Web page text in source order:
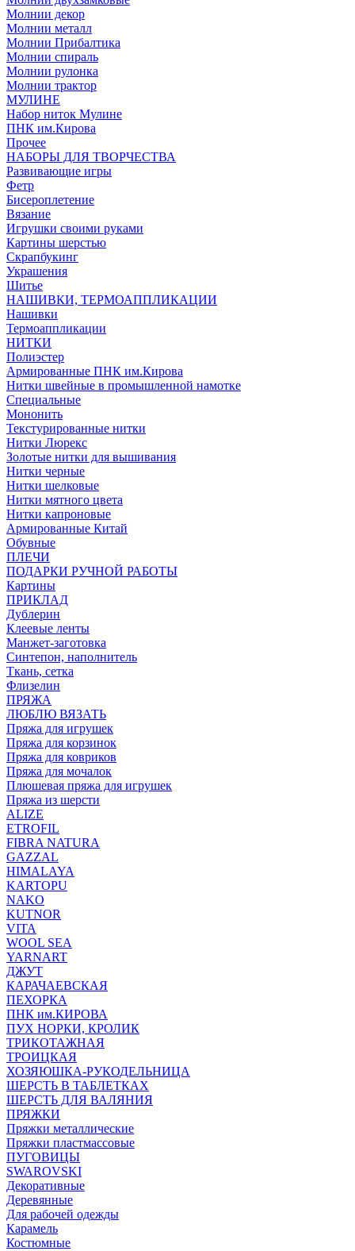
Молнии декор
Молнии металл
Молнии Прибалтика
Молнии спираль
Молнии рулонка
Молнии трактор
МУЛИНЕ
Набор ниток Мулине
ПНК им.Кирова
Прочее
НАБОРЫ ДЛЯ ТВОРЧЕСТВА
Развивающие игры
Фетр
Бисероплетение
Вязание
Игрушки своими руками
Картины шерстью
Скрапбукинг
Украшения
Шитье
НАШИВКИ, ТЕРМОАППЛИКАЦИИ
Нашивки
Термоаппликации
НИТКИ
Полиэстер
Армированные ПНК им.Кирова
Нитки швейные в промышленной намотке
Специальные
Мононить
Текстурированные нитки
Нитки Люрекс
Золотые нитки для вышивания
Нитки черные
Нитки шелковые
Нитки мятного цвета
Нитки капроновые
Армированные Китай
Обувные
ПЛЕЧИ
ПОДАРКИ РУЧНОЙ РАБОТЫ
Картины
ПРИКЛАД
Дублерин
Клеевые ленты
Манжет-заготовка
Синтепон, наполнитель
Ткань, сетка
Флизелин
ПРЯЖА
ЛЮБЛЮ ВЯЗАТЬ
Пряжа для игрушек
Пряжа для корзинок
Пряжа для ковриков
Пряжа для мочалок
Плюшевая пряжа для игрушек
Пряжа из шерсти
ALIZE
ETROFIL
FIBRA NATURA
GAZZAL
HIMALAYA
KARTOPU
NAKO
KUTNOR
VITA
WOOL SEA
YARNART
ДЖУТ
КАРАЧАЕВСКАЯ
ПЕХОРКА
ПНК им.КИРОВА
ПУХ НОРКИ, КРОЛИК
ТРИКОТАЖНАЯ
ТРОИЦКАЯ
ХОЗЯЮШКА-РУКОДЕЛЬНИЦА
ШЕРСТЬ В ТАБЛЕТКАХ
ШЕРСТЬ ДЛЯ ВАЛЯНИЯ
ПРЯЖКИ
Пряжки металлические
Пряжки пластмассовые
ПУГОВИЦЫ
SWAROVSKI
Декоративные
Деревянные
Для рабочей одежды
Карамель
Костюмные